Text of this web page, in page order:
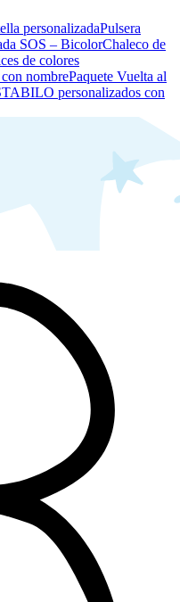
personalizadaPulsera
SOS – BicolorChaleco de
de colores
nombrePaquete Vuelta al
personalizados con